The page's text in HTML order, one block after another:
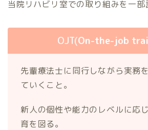
当院リハビリ室での取り組みを一部
OJT(On-the-job
先輩療法士に同行しながら実務
ていくこと。
新人の個性や能力のレベルに応
育を図る。